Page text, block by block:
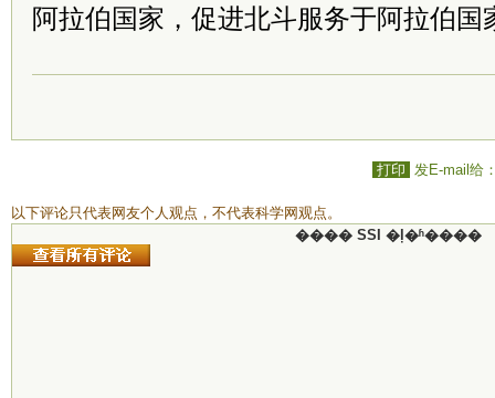
阿拉伯国家，促进北斗服务于阿拉伯国
打印 发E-mail给
以下评论只代表网友个人观点，不代表科学网观点。
���� SSI �ļ�ʱ����